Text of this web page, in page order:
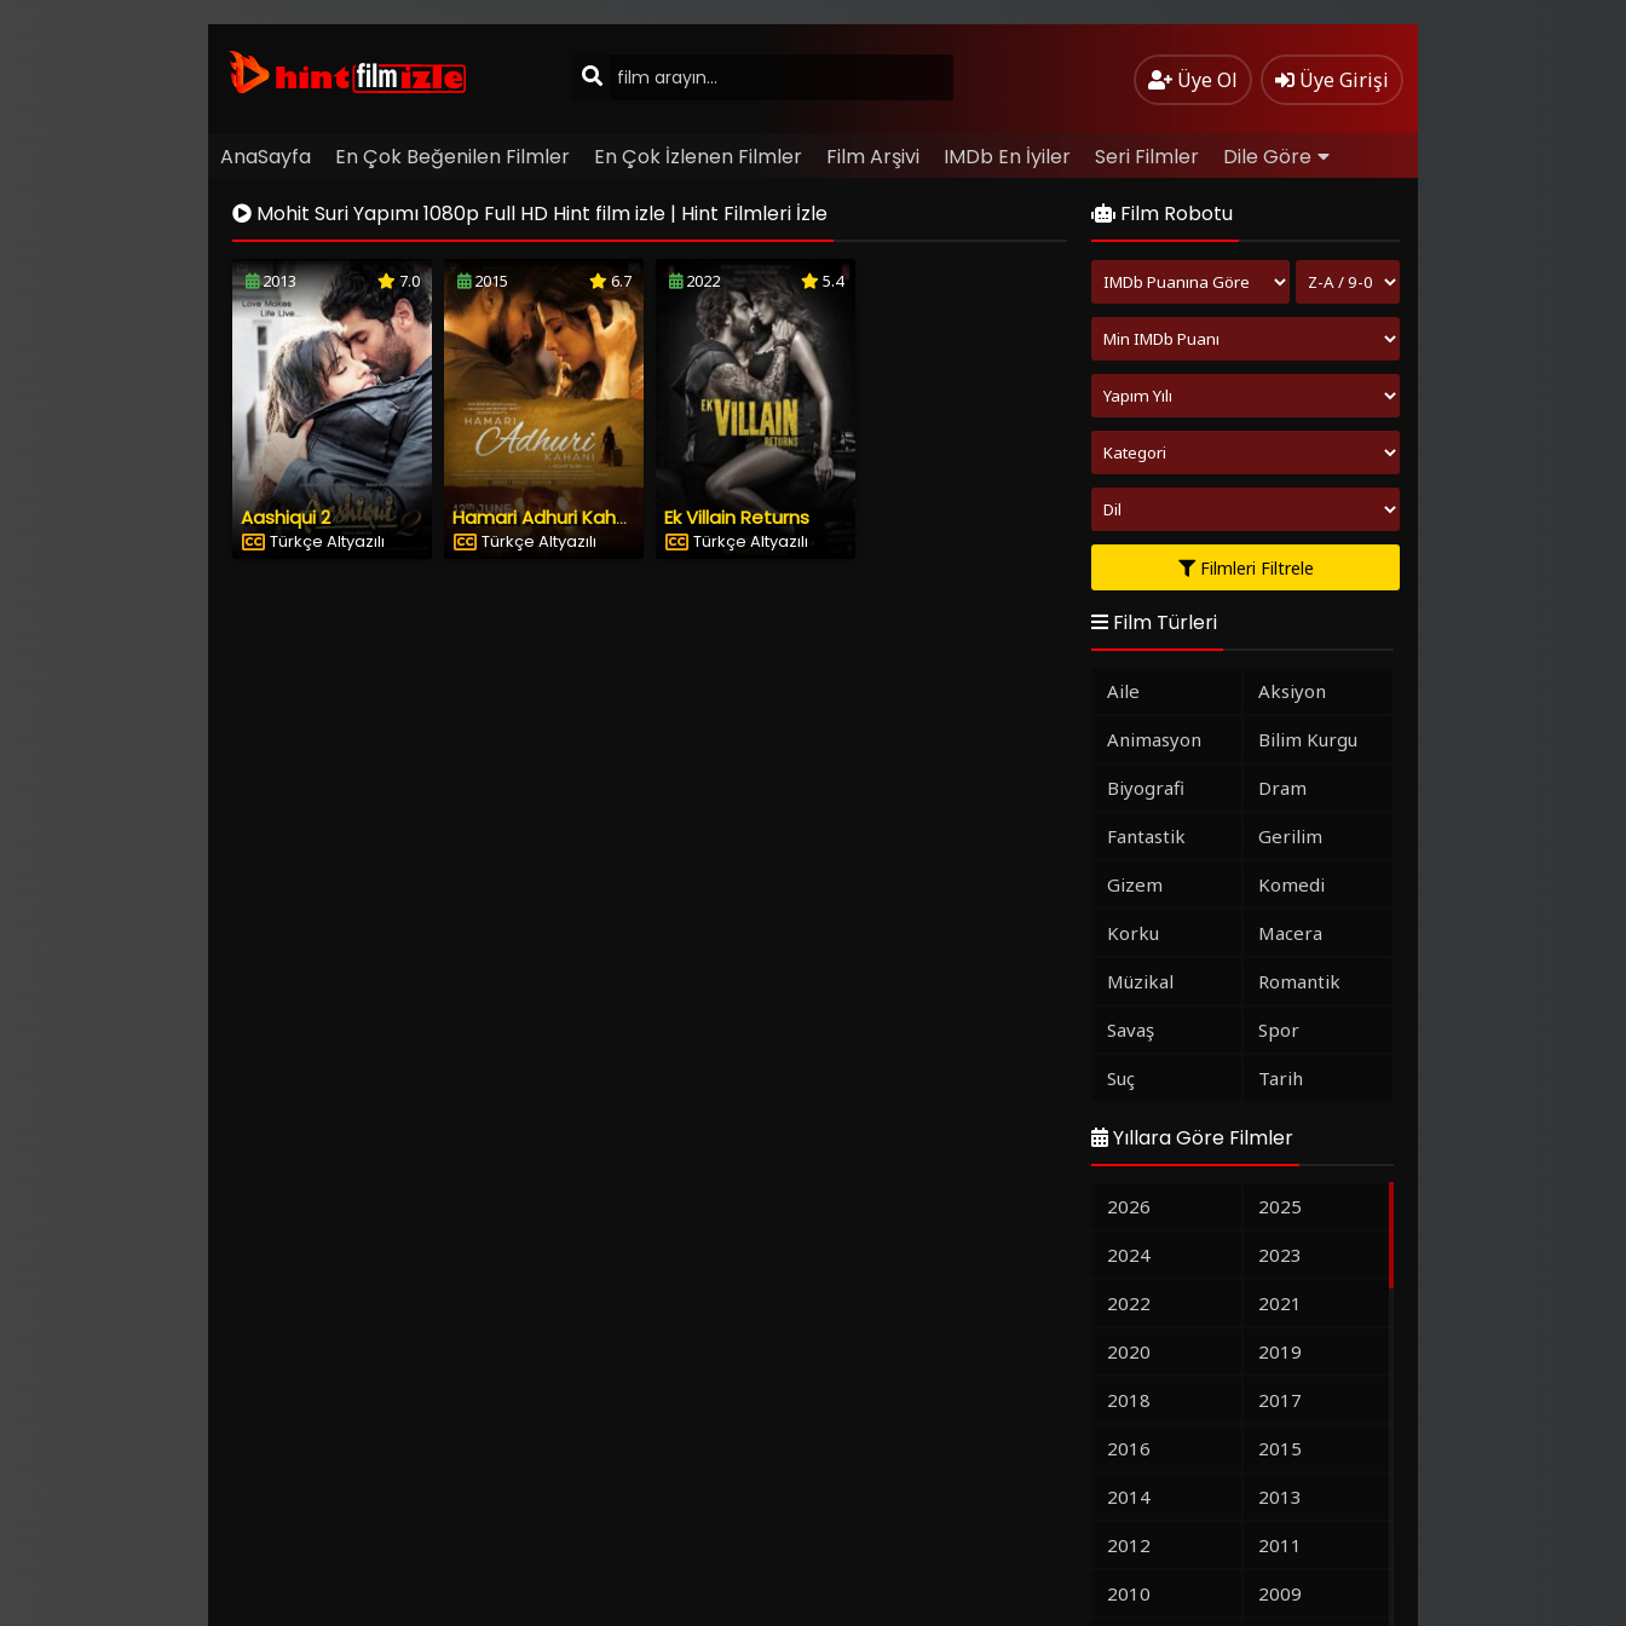
Üye Ol Üye Girişi
AnaSayfa En Çok Beğenilen Filmler En Çok İzlenen Filmler Film Arşivi IMDb En İyiler Seri Filmler Dile Göre
Mohit Suri Yapımı 1080p Full HD Hint film izle | Hint Filmleri İzle
2013 7.0
Aashiqui 2
Türkçe Altyazılı
2015 6.7
Hamari Adhuri Kahani
Türkçe Altyazılı
2022 5.4
Ek Villain Returns
Türkçe Altyazılı
Film Robotu
Filmleri Filtrele
Film Türleri
Aile
Aksiyon
Animasyon
Bilim Kurgu
Biyografi
Dram
Fantastik
Gerilim
Gizem
Komedi
Korku
Macera
Müzikal
Romantik
Savaş
Spor
Suç
Tarih
Yıllara Göre Filmler
2026
2025
2024
2023
2022
2021
2020
2019
2018
2017
2016
2015
2014
2013
2012
2011
2010
2009